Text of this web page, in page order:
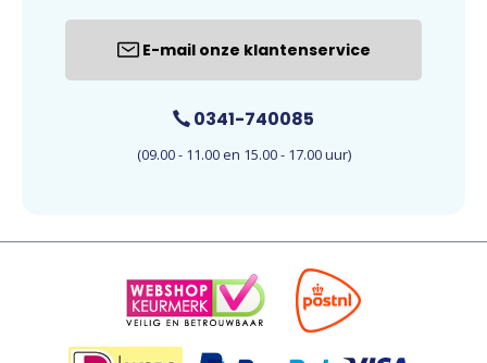
E-mail onze klantenservice
0341-740085
(09.00 - 11.00 en 15.00 - 17.00 uur)